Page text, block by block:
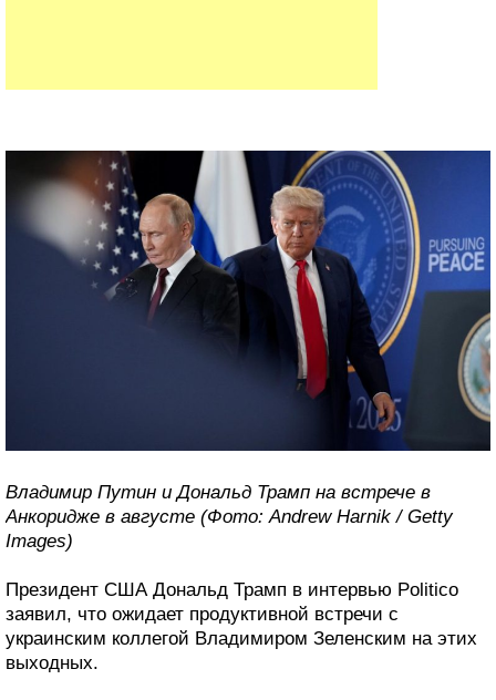
Владимир Путин и Дональд Трамп на встрече в
Анкоридже в августе (Фото: Andrew Harnik / Getty
Images)
Президент США Дональд Трамп в интервью Politico
заявил, что ожидает продуктивной встречи с
украинским коллегой Владимиром Зеленским на этих
выходных.